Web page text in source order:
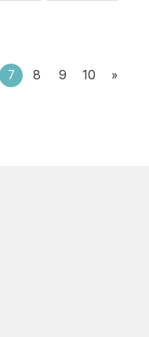
7 8 9 10 »